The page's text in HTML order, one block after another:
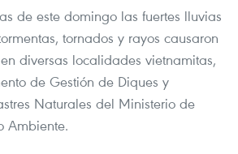
de este domingo las fuertes lluvias
tornados y rayos causaron
diversas localidades vietnamitas,
de Gestión de Diques y
Naturales del Ministerio de
Ambiente.